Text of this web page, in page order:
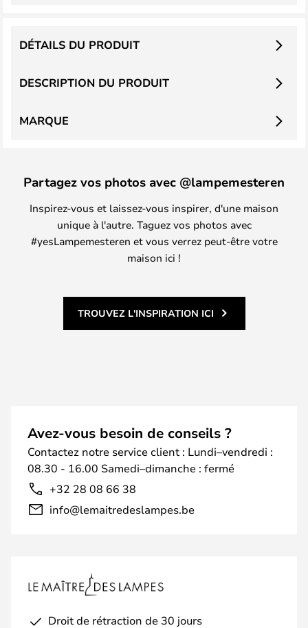
DESCRIPTION DU PRODUIT
DÉTAILS DU PRODUIT
MARQUE
Partagez vos photos avec @lampemesteren
Inspirez-vous et laissez-vous inspirer, d'une maison
unique à l'autre. Taguez vos photos avec
#yesLampemesteren et vous verrez peut-être votre
maison ici !
TROUVEZ L'INSPIRATION ICI
Avez-vous besoin de conseils ?
Contactez notre service client : Lundi–vendredi :
08.30 - 16.00 Samedi–dimanche : fermé
+32 28 08 66 38
info@lemaitredeslampes.be
Droit de rétraction de 30 jours